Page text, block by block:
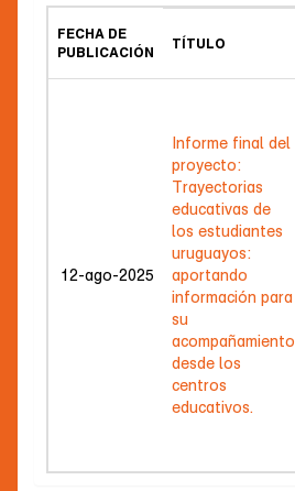
FECHA DE
PUBLICACIÓN
TÍTULO
12-ago-2025
Informe final del
proyecto:
Trayectorias
educativas de
los estudiantes
uruguayos:
aportando
información para
su
acompañamiento
desde los
centros
educativos.